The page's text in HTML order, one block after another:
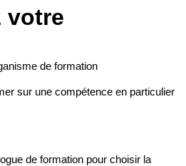
votre
de formation
sur une compétence en particulier
de formation pour choisir la